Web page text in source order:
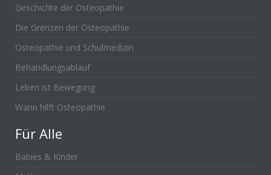
Geschichte der Osteopathie
Die Grenzen der Osteopathie
Osteopathie und Schulmedizin
Behandlungsablauf
Leben ist Bewegung
Wann hilft Osteopathie
Für Alle
Babies & Kinder